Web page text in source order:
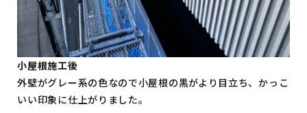
小屋根施工後
外壁がグレー系の色なので小屋根の黒がより目立ち、かっこ
いい印象に仕上がりました。